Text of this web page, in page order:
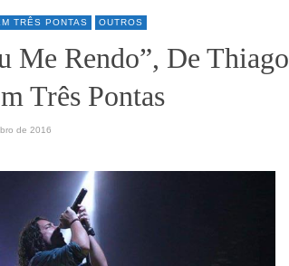
TRÊS PONTAS OUTROS
Me Rendo”, De
Três Pontas
de 2016